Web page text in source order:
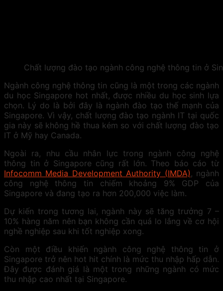
Chất lượng đào tạo ngành công nghệ thông tin ở
Ngành công nghệ thông tin cũng là một trong các ngành
du học Singapore hot nhất, được nhiều du học sinh lựa
chọn. Lý do là bởi đây là ngành đào tạo thế mạnh của
Singapore. Vì vậy, chất lượng đào tạo ngành IT tại quốc
gia này sẽ không hề thua kém so với chất lượng đào tạo
IT ở Mỹ hay Canada.
Ngoài ra, nhu cầu nhân lực trong ngành công nghệ
thông tin ở Singapore cũng rất lớn. Theo báo cáo từ
Infocomm Media Development Authority (IMDA) , ngành
công nghệ thông tin chiếm khoảng 9% GDP của
Singapore và đang tạo ra hơn 200,000 việc làm.
Dự kiến trong tương lai, ngành này sẽ tăng trưởng 7 –
10% hàng năm nên bạn không cần quá lo lắng về cơ hội
nghề nghiệp sau khi tốt nghiệp xong.
Còn một điều khiến ngành công nghệ thông tin ở
Singapore trở nên hot hit chính là mức thu nhập hấp dẫn.
Đây được đánh giá là một trong những ngành có mức
thu nhập cao nhất tại Singapore.